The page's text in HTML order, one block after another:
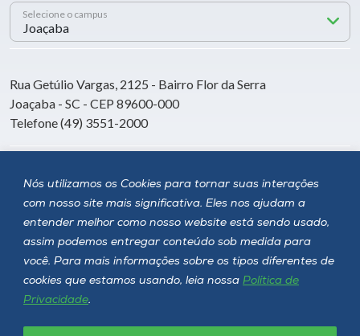
Nós utilizamos os Cookies para tornar suas interações
com nosso site mais significativa. Eles nos ajudam a
entender melhor como nosso website está sendo usado,
assim podemos entregar conteúdo sob medida para
você. Para mais informações sobre os tipos diferentes de
cookies que estamos usando, leia nossa Política de
Privacidade.
Selecione o campus
Rua Getúlio Vargas, 2125 - Bairro Flor da Serra
Joaçaba - SC - CEP 89600-000
Telefone (49) 3551-2000
Siga a Unoesc